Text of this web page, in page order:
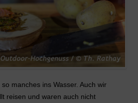
manches ins Wasser. Auch wir
reisen und waren auch nicht